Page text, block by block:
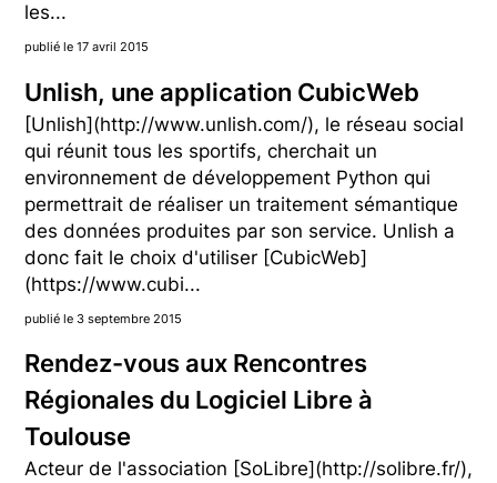
les...
publié le 17 avril 2015
Unlish, une application CubicWeb
[Unlish](http://www.unlish.com/), le réseau social
qui réunit tous les sportifs, cherchait un
environnement de développement Python qui
permettrait de réaliser un traitement sémantique
des données produites par son service. Unlish a
donc fait le choix d'utiliser [CubicWeb]
(https://www.cubi...
publié le 3 septembre 2015
Rendez-vous aux Rencontres
Régionales du Logiciel Libre à
Toulouse
Acteur de l'association [SoLibre](http://solibre.fr/),